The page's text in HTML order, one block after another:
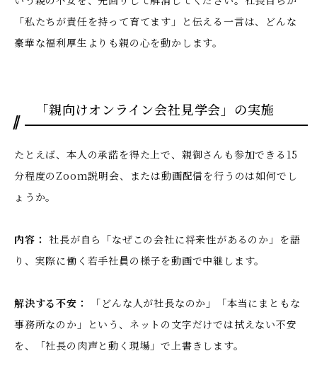
「私たちが責任を持って育てます」と伝える一言は、どんな
豪華な福利厚生よりも親の心を動かします。
「親向けオンライン会社見学会」の実施
たとえば、本人の承諾を得た上で、親御さんも参加できる15
分程度のZoom説明会、または動画配信を行うのは如何でし
ょうか。
内容：社長が自ら「なぜこの会社に将来性があるのか」を語
り、実際に働く若手社員の様子を動画で中継します。
解決する不安：
「どんな人が社長なのか」「本当にまともな
事務所なのか」という、ネットの文字だけでは拭えない不安
を、「社長の肉声と動く現場」で上書きします。